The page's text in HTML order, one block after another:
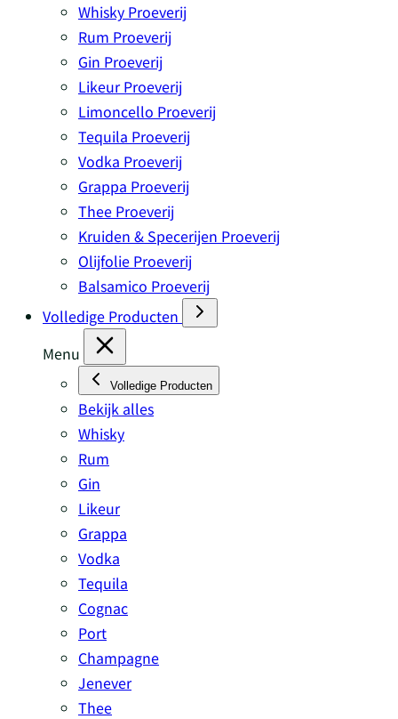
Whisky Proeverij
Rum Proeverij
Gin Proeverij
Likeur Proeverij
Limoncello Proeverij
Tequila Proeverij
Vodka Proeverij
Grappa Proeverij
Thee Proeverij
Kruiden & Specerijen Proeverij
Olijfolie Proeverij
Balsamico Proeverij
Volledige Producten
Menu
Volledige Producten
Bekijk alles
Whisky
Rum
Gin
Likeur
Grappa
Vodka
Tequila
Cognac
Port
Champagne
Jenever
Thee